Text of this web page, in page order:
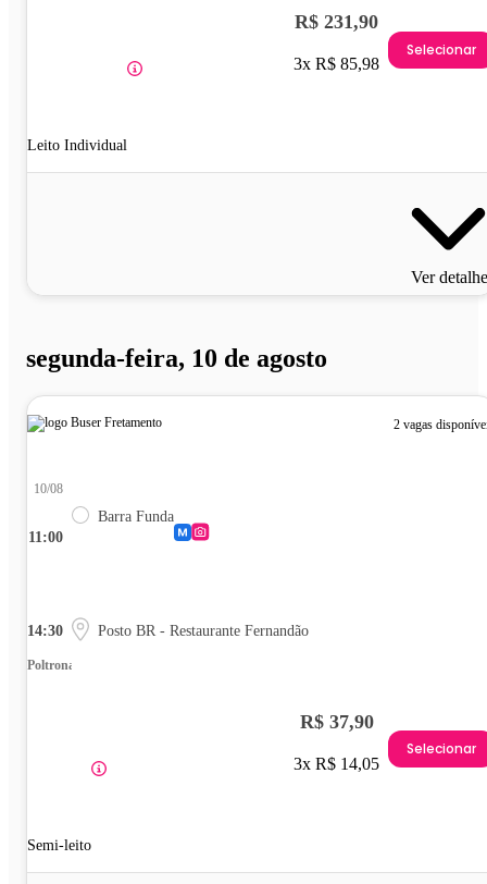
Leito Individual
R$ 231,90
3x R$ 85,98
Selecionar
Ver
segunda-feira, 10 de agosto
2 vagas
11:00
10/08
Barra Funda
14:30 Posto BR - Restaurante Fernandão
Poltrona
Semi-leito
R$ 37,90
3x R$ 14,05
Selecionar